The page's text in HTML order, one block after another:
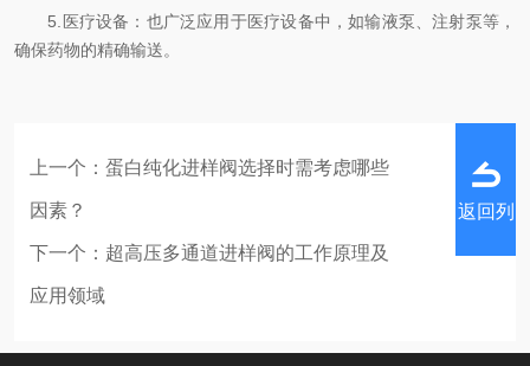
5.医疗设备：也广泛应用于医疗设备中，如输液泵、注射泵等，
确保药物的精确输送。
上一个： 蛋白纯化进样阀选择时需考虑哪些
因素？
下一个： 超高压多通道进样阀的工作原理及
应用领域
返回列